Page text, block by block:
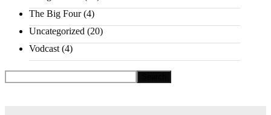
The Big Four(4)
Uncategorized (20)
Vodcast (4)